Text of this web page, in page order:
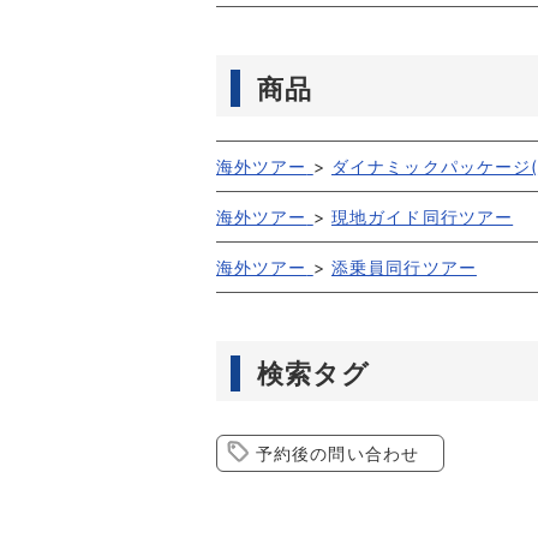
商品
海外ツアー > ダイナミックパッケー
海外ツアー > 現地ガイド同行ツアー
海外ツアー > 添乗員同行ツアー
検索タグ
予約後の問い合わせ